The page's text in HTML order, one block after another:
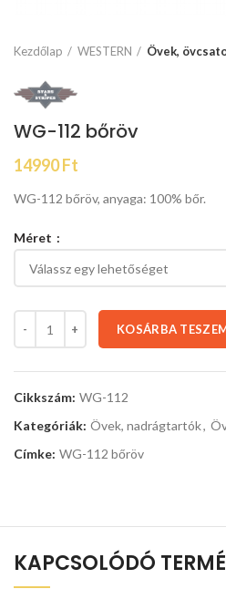
Kezdőlap WESTERN Övek,
WG-112 bőröv
14990Ft
WG-112 bőröv, anyaga: 100% bőr.
Méret
KOSÁRBA
Cikkszám: WG-112
Kategóriák: Övek, nadrágtartók,
Címke: WG-112 bőröv
KAPCSOLÓDÓ